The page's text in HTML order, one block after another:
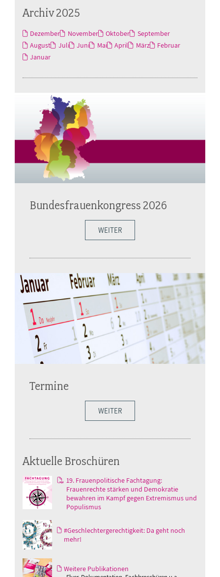
Archiv 2025
Dezember November Oktober
September
August
Juli Juni Mai April März
Februar
Januar
Bundesfrauenkongress 2026
WEITER
Termine
WEITER
Aktuelle Broschüren
19. Frauenpolitische Fachtagung:
Frauenrechte stärken und Demokratie
bewahren im Kampf gegen Extremismus und
Populismus
#Geschlechtergerechtigkeit: Da geht noch
mehr!
Weitere Publikationen